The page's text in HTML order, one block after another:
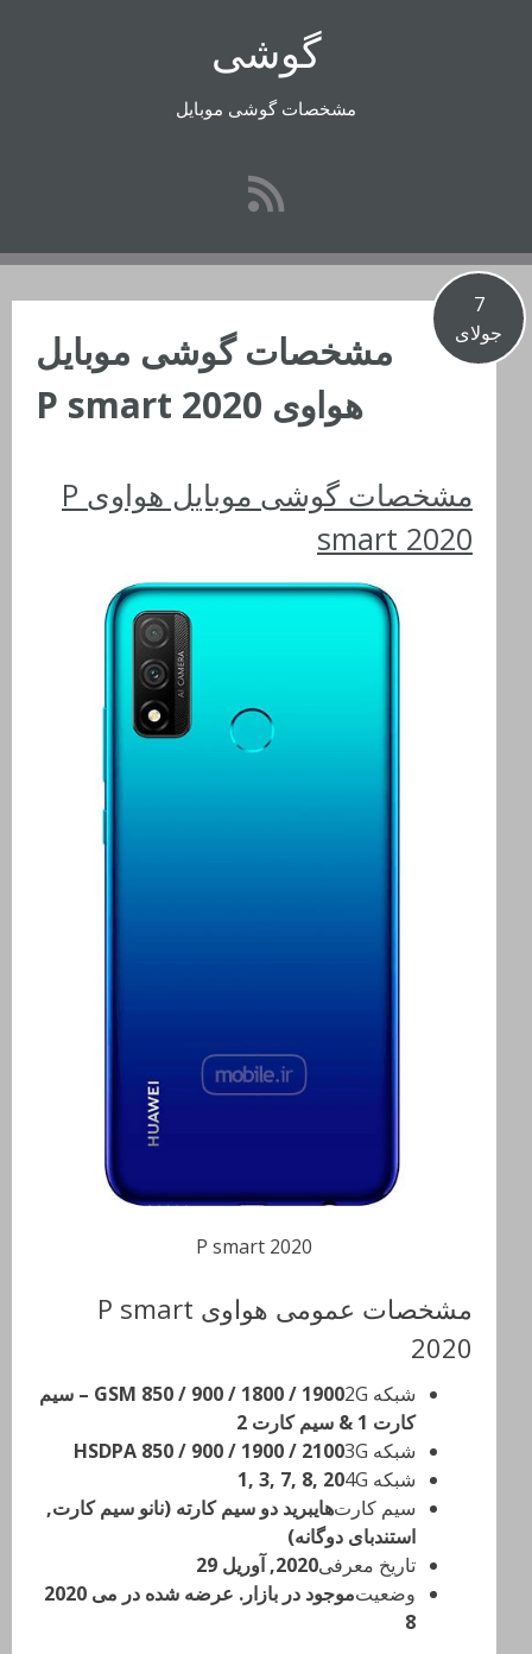
گوشی
مشخصات گوشی موبایل
7
جولای
مشخصات گوشی موبایل
هواوی P smart 2020
مشخصات گوشی موبایل هواوی P
smart 2020
P smart 2020
مشخصات عمومی هواوی P smart
2020
شبکه 2G
GSM 850 / 900 / 1800 / 1900 – سیم
کارت 1 & سیم کارت 2
شبکه 3G
HSDPA 850 / 900 / 1900 / 2100
شبکه 4G
1, 3, 7, 8, 20
سیم کارتهایبرید دو سیم کارته (نانو سیم کارت,
استندبای دوگانه)
تاریخ معرفی2020, آوریل 29
وضعیت
موجود در بازار. عرضه شده در می 2020
8